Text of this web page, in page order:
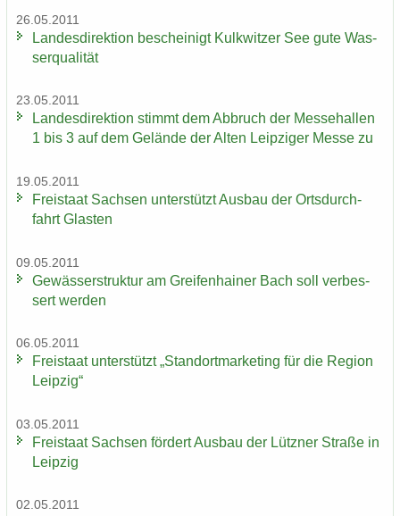
26.05.2011
Lan­des­di­rek­ti­on be­schei­nigt Kulk­wit­zer See gute Was­
ser­qua­li­tät
23.05.2011
Lan­des­di­rek­ti­on stimmt dem Ab­bruch der Mes­se­hal­len
1 bis 3 auf dem Ge­län­de der Alten Leip­zi­ger Messe zu
19.05.2011
Frei­staat Sach­sen un­ter­stützt Aus­bau der Orts­durch­
fahrt Glas­ten
09.05.2011
Ge­wäs­ser­struk­tur am Grei­fen­hai­ner Bach soll ver­bes­
sert wer­den
06.05.2011
Frei­staat un­ter­stützt „Stand­ort­mar­ke­ting für die Re­gi­on
Leip­zig“
03.05.2011
Frei­staat Sach­sen för­dert Aus­bau der Lütz­ner Stra­ße in
Leip­zig
02.05.2011